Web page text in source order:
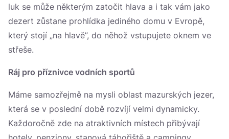
luk se může některým zatočit hlava a i tak vám jako
dezert zůstane prohlídka jediného domu v Evropě,
který stojí „na hlavě”, do něhož vstupujete oknem ve
střeše.
Ráj pro příznivce vodních sportů
Máme samozřejmě na mysli oblast mazurských jezer,
která se v poslední době rozvíjí velmi dynamicky.
Každoročně zde na atraktivních místech přibývají